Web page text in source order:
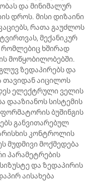
და მინიმალურ
დროს. მისი დიზაინი
რათა გაუძლოს
მექანიკურ
რომლებიც ხშირად
მოწყობილობებში.
ზედაპირებს და
თავიდან აიცილოს
ელექტრული ველის
დააზიანოს სისტემის
ბუშინგის
განვითარებულ
კონტროლის
მუდმივი მოქმედება
პარამეტრების
და ზედაპირის
აისახება